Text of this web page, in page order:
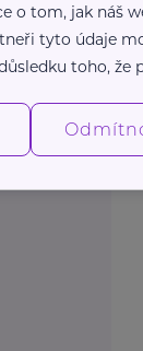
o tom, jak náš
tyto údaje
toho, že